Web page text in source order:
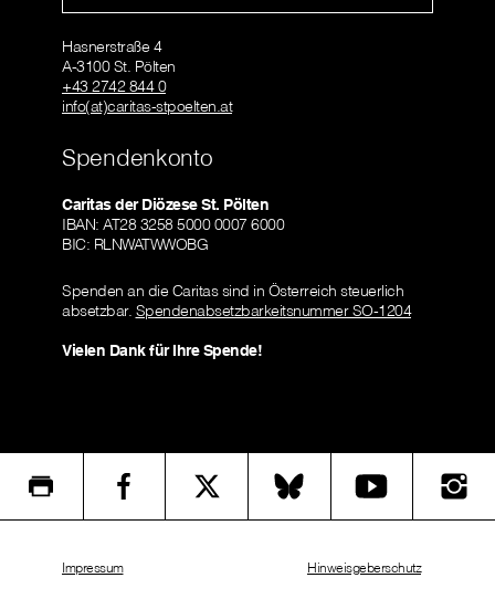
Hasnerstraße 4
A-3100 St. Pölten
+43 2742 844 0
info(at)caritas-stpoelten.at
Spendenkonto
Caritas der Diözese St. Pölten
IBAN: AT28 3258 5000 0007 6000
BIC: RLNWATWWOBG
Spenden an die Caritas sind in Österreich steuerlich
absetzbar. Spendenabsetzbarkeitsnummer SO-1204
Vielen Dank für Ihre Spende!
Impressum Hinweisgeberschutz